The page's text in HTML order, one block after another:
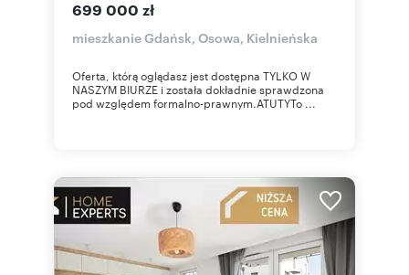
699 000 zł
mieszkanie Gdańsk, Osowa, Kielnieńska
Oferta, którą oglądasz jest dostępna TYLKO W
NASZYM BIURZE i została dokładnie sprawdzona
pod względem formalno-prawnym.ATUTYTo ...